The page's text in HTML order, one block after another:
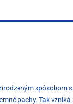
spôsobom
pachy. Tak